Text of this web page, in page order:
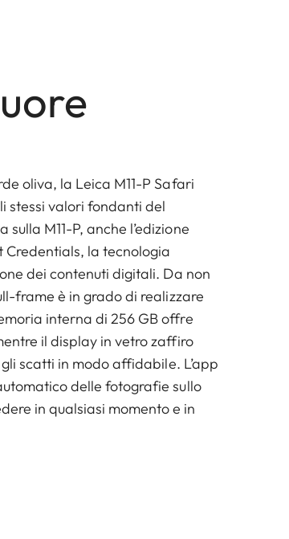
oliva, la Leica M11-P Safari
stessi valori fondanti del
M11-P, anche l’edizione
la tecnologia
dei contenuti digitali. Da non
frame è in grado di realizzare
interna di 256 GB offre
il display in vetro zaffiro
scatti in modo affidabile. L’app
delle fotografie sullo
in qualsiasi momento e in